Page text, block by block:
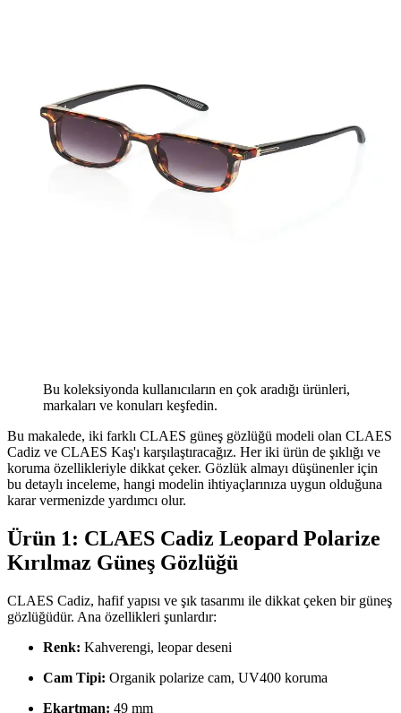
Bu koleksiyonda kullanıcıların en çok aradığı ürünleri,
markaları ve konuları keşfedin.
Bu makalede, iki farklı CLAES güneş gözlüğü modeli olan CLAES
Cadiz ve CLAES Kaş'ı karşılaştıracağız. Her iki ürün de şıklığı ve
koruma özellikleriyle dikkat çeker. Gözlük almayı düşünenler için
bu detaylı inceleme, hangi modelin ihtiyaçlarınıza uygun olduğuna
karar vermenizde yardımcı olur.
Ürün 1: CLAES Cadiz Leopard Polarize
Kırılmaz Güneş Gözlüğü
CLAES Cadiz, hafif yapısı ve şık tasarımı ile dikkat çeken bir güneş
gözlüğüdür. Ana özellikleri şunlardır:
Renk: Kahverengi, leopar deseni
Cam Tipi: Organik polarize cam, UV400 koruma
Ekartman: 49 mm